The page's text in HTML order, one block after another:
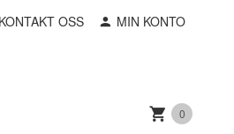
KONTAKT OSS MIN KONTO
0